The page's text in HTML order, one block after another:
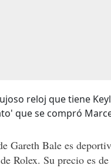
Gareth Bale es
Rolex. Su precio es